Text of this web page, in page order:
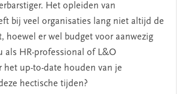
Het opleiden van
bij veel organisaties lang niet altijd de
hoewel er wel budget voor aanwezig
als HR-professional of L&O
het up-to-date houden van je
hectische tijden?